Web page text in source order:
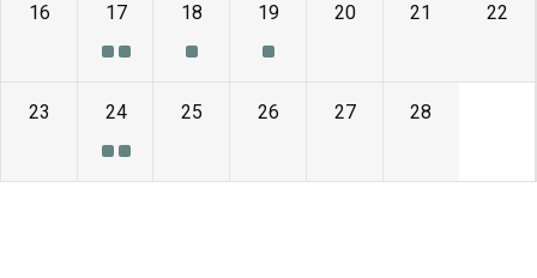
16 17 18 19 20 21 22
23 24 25 26 27 28